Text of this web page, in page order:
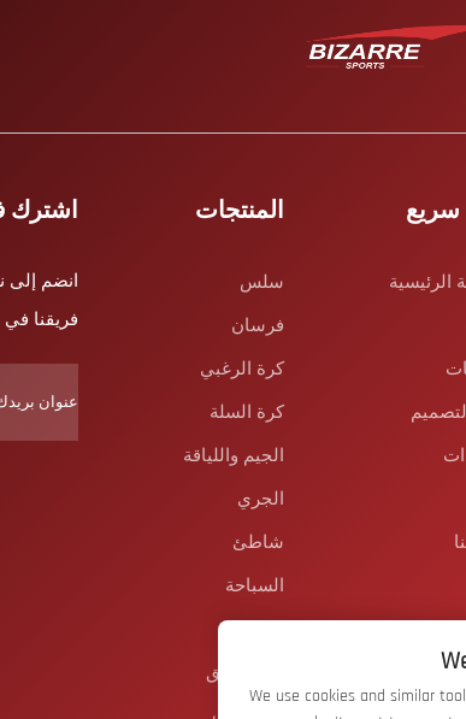
سريع
الرئيسية
المنتجات
سلس
فرسان
كرة الرغبي
كرة السلة
الجيم واللياقة
الجري
شاطئ
السباحة
زي الفريق
اشترك
انضم إلى
فريقنا
We use cookies and similar